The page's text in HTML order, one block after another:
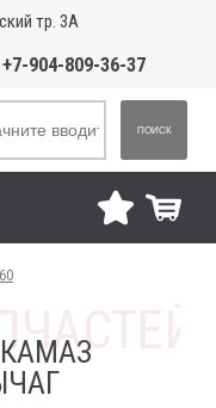
тр. 3А
904-809-36-37
ПОИСК